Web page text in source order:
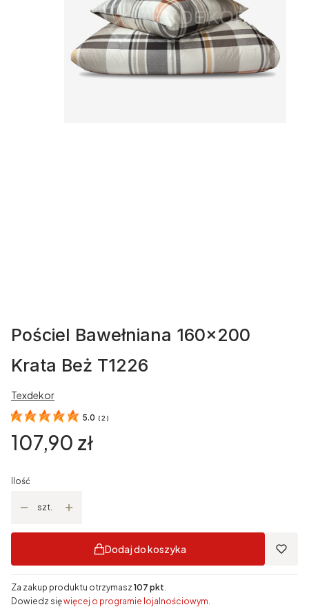
Pościel Bawełniana 160x200
Krata Beż T1226
Texdekor
5.0 ( 2 )
Cena
107,90 zł
Ilość
szt.
Dodaj do koszyka
Za zakup produktu otrzymasz 107 pkt
Dowiedz sięwięcej o programie lojalnościowym.